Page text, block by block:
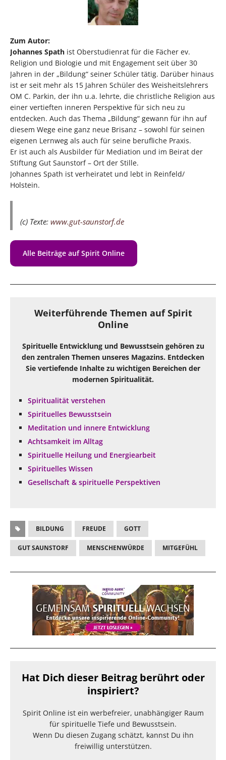
Zum Autor:
Johannes Spath ist Oberstudienrat für die Fächer ev.
Religion und Biologie und mit Engagement seit über 30
Jahren in der „Bildung“ seiner Schüler tätig. Darüber hinaus
ist er seit mehr als 15 Jahren Schüler des Weisheitslehrers
OM C. Parkin, der ihn u.a. lehrte, die christliche Religion aus
einer vertieften inneren Perspektive für sich neu zu
entdecken. Auch das Thema „Bildung“ gewann für ihn auf
diesem Wege eine ganz neue Brisanz – sowohl für seinen
eigenen Lernweg als auch für seine berufliche Praxis.
Er ist auch als Ausbilder für Mediation und im Beirat der
Stiftung Gut Saunstorf – Ort der Stille.
Johannes Spath ist verheiratet und lebt in Reinfeld/
Holstein.
(c) Texte: www.gut-saunstorf.de
Alle Beiträge auf Spirit Online
Weiterführende Themen auf Spirit
Online
Spirituelle Entwicklung und Bewusstsein gehören zu
den zentralen Themen unseres Magazins. Entdecken
Sie vertiefende Inhalte zu wichtigen Bereichen der
modernen Spiritualität.
Spiritualität verstehen
Spirituelles Bewusstsein
Meditation und innere Entwicklung
Achtsamkeit im Alltag
Spirituelle Heilung und Energiearbeit
Spirituelles Wissen
Gesellschaft & spirituelle Perspektiven
BILDUNG FREUDE GOTT
GUT SAUNSTORF MENSCHENWÜRDE MITGEFÜHL
Hat Dich dieser Beitrag berührt oder
inspiriert?
Spirit Online ist ein werbefreier, unabhängiger Raum
für spirituelle Tiefe und Bewusstsein.
Wenn Du diesen Zugang schätzt, kannst Du ihn
freiwillig unterstützen.